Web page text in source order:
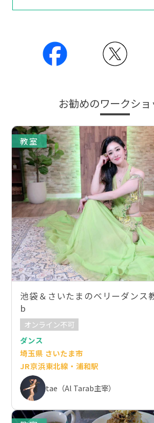
お勧めのワークシ
教室
池袋＆さいたまのベリーダンス
b
オンライン不可
ダンス
埼玉県 さいたま市
JR京浜東北線・浦和駅
tae（Al Tarab主宰）